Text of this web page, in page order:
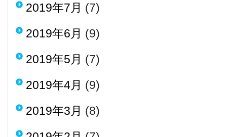
2019年7月 (7)
2019年6月 (9)
2019年5月 (7)
2019年4月 (9)
2019年3月 (8)